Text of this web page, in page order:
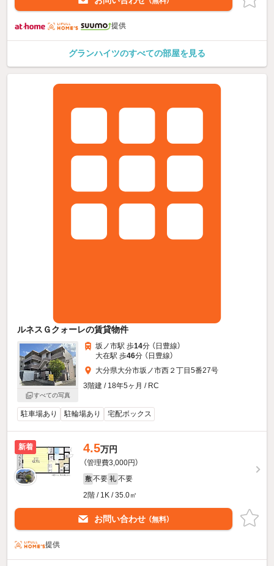
提供
グランハイツのすべての部屋を見る
ルネスＧクォーレの賃貸物件
すべての写真
坂ノ市駅 歩14分 （日豊線）
大在駅 歩46分 （日豊線）
大分県大分市坂ノ市西２丁目5番27号
3階建 / 18年5ヶ月 / RC
駐車場あり 駐輪場あり 宅配ボックス
新着 4.5万円
（管理費3,000円）
敷 不要 礼 不要
2階 / 1K / 35.0㎡
お問い合わせ （無料）
提供